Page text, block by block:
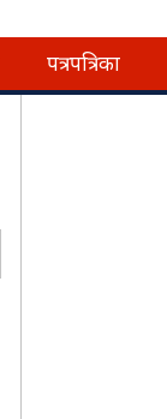
पत्रपत्रिका